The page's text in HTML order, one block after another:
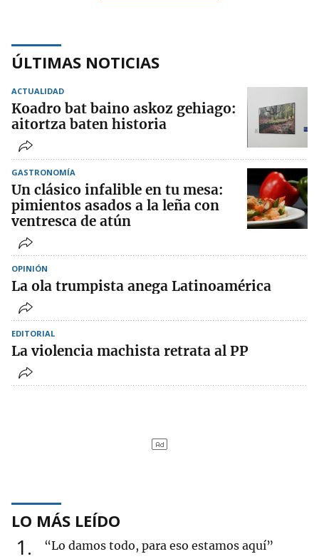
ÚLTIMAS NOTICIAS
ACTUALIDAD
Koadro bat baino askoz gehiago:
aitortza baten historia
GASTRONOMÍA
Un clásico infalible en tu mesa:
pimientos asados a la leña con
ventresca de atún
OPINIÓN
La ola trumpista anega Latinoamérica
EDITORIAL
La violencia machista retrata al PP
LO MÁS LEÍDO
1 “Lo damos todo, para eso estamos aquí”